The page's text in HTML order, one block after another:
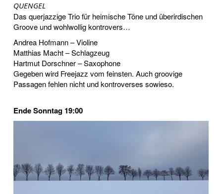
QUENGEL
Das querjazzige Trio für heimische Töne und überirdischen
Groove und wohlwollig kontrovers…
Andrea Hofmann – Violine
Matthias Macht – Schlagzeug
Hartmut Dorschner – Saxophone
Gegeben wird Freejazz vom feinsten. Auch groovige
Passagen fehlen nicht und kontroverses sowieso.
Ende Sonntag 19:00